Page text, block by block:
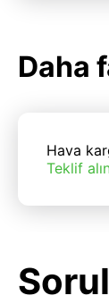
Daha
Hava
Teklif